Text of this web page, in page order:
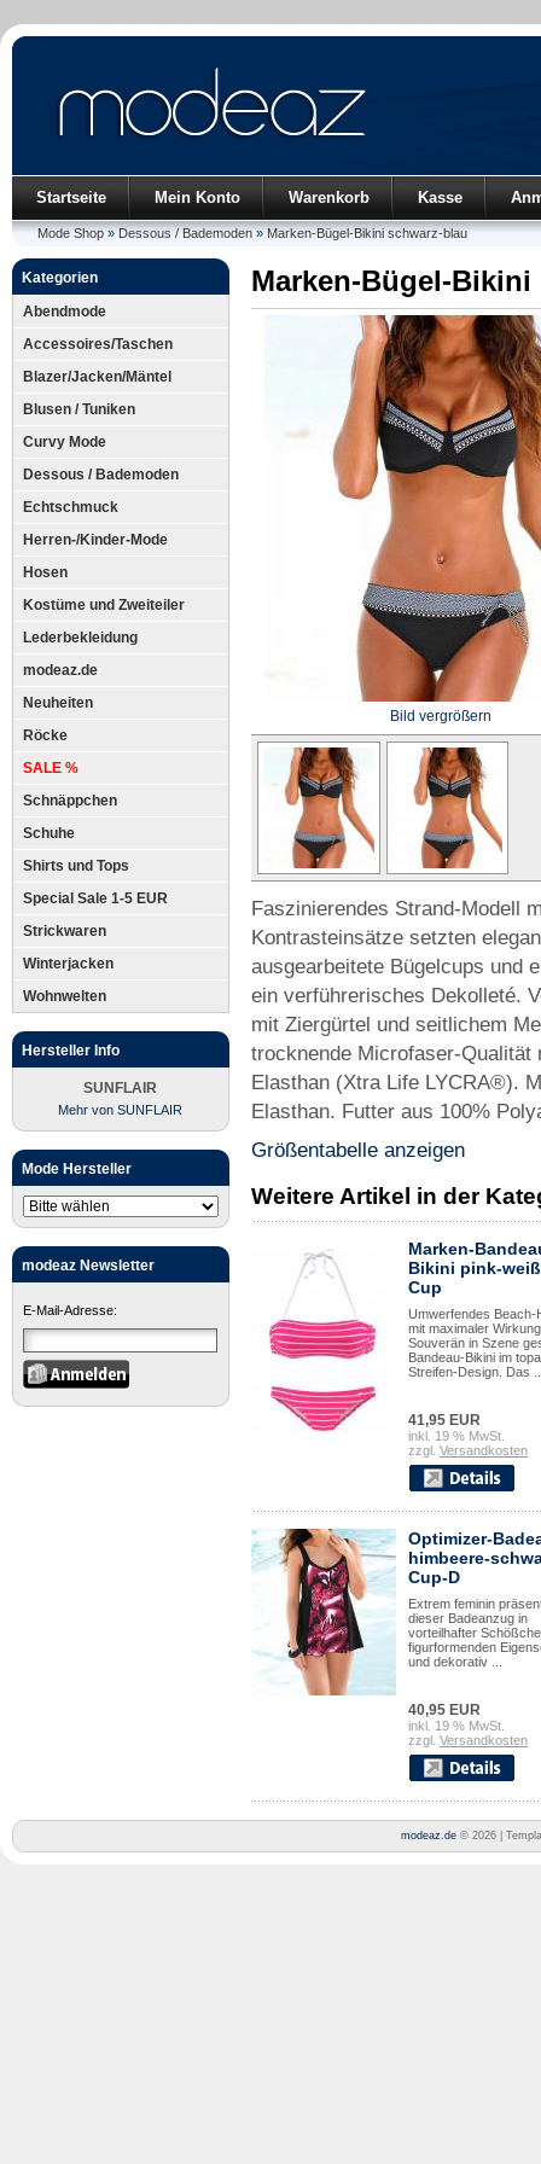
Startseite Mein Konto Warenkorb Kasse
Mode Shop»Dessous / Bademoden»Marken-Bügel-Bikini schwarz-blau
Kategorien
Abendmode
Accessoires/Taschen
Blazer/Jacken/Mäntel
Blusen / Tuniken
Curvy Mode
Dessous / Bademoden
Echtschmuck
Herren-/Kinder-Mode
Hosen
Kostüme und Zweiteiler
Lederbekleidung
modeaz.de
Neuheiten
Röcke
SALE %
Schnäppchen
Schuhe
Shirts und Tops
Special Sale 1-5 EUR
Strickwaren
Winterjacken
Wohnwelten
Hersteller Info
SUNFLAIR
Mehr von SUNFLAIR
Mode Hersteller
modeaz Newsletter
E-Mail-Adresse:
Marken-Bügel-
Bild vergrößern
Faszinierendes Strand-Modell
Kontrasteinsätze setzten
ausgearbeitete Bügelcups und
ein verführerisches Dekolleté.
mit Ziergürtel und seitlichem
trocknende Microfaser-
Elasthan (Xtra Life LYCRA®).
Elasthan. Futter aus 100%
Größentabelle anzeigen
Weitere Artikel in der
Marken-
Bikini pink-
Cup
Umwerfendes Beach-
mit maximaler
Souverän in Szene
Bandeau-Bikini im
Streifen-Design. Das
41,95 EUR
inkl. 19 % MwSt.
zzgl. Versandkosten
Optimizer-
himbeere-
Cup-D
Extrem feminin
dieser Badeanzug in
vorteilhafter
figurformenden
und dekorativ ...
40,95 EUR
inkl. 19 % MwSt.
zzgl. Versandkosten
modeaz.de © 2026 |